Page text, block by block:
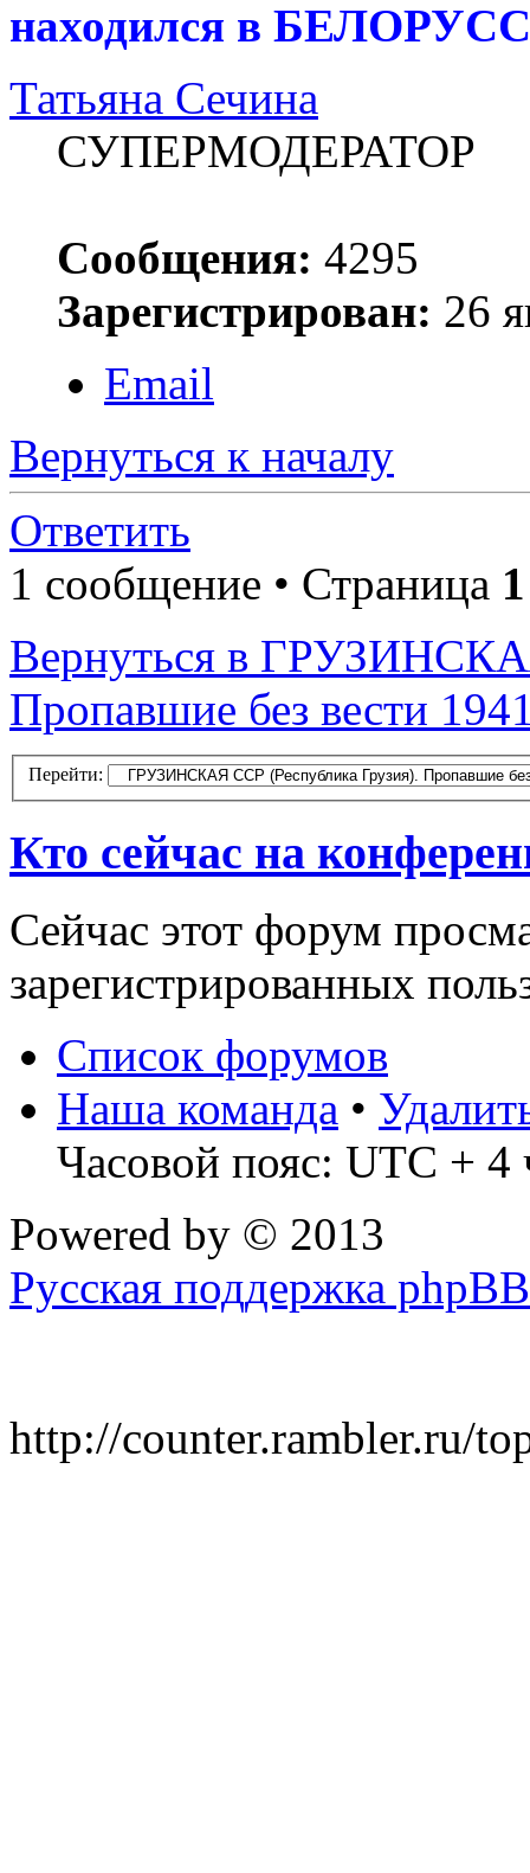
находился в
Татьяна Сечина
СУПЕРМОДЕРАТОР
Сообщения: 4295
Зарегистрирован: 26
Email
Вернуться к началу
Ответить
1 сообщение • Страница 1
Вернуться в
Пропавшие без вести
Перейти:
Кто сейчас на
Сейчас этот форум
зарегистрированных
Список форумов
Наша команда •
Часовой пояс: UTC + 4
Powered by © 2013
Русская поддержка phpBB
http://counter.rambler.ru/